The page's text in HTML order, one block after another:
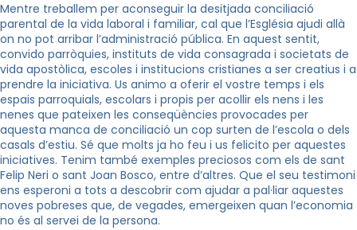
Mentre treballem per aconseguir la desitjada conciliació
parental de la vida laboral i familiar, cal que l’Església ajudi allà
on no pot arribar l’administració pública. En aquest sentit,
convido parròquies, instituts de vida consagrada i societats de
vida apostòlica, escoles i institucions cristianes a ser creatius i a
prendre la iniciativa. Us animo a oferir el vostre temps i els
espais parroquials, escolars i propis per acollir els nens i les
nenes que pateixen les conseqüències provocades per
aquesta manca de conciliació un cop surten de l’escola o dels
casals d’estiu. Sé que molts ja ho feu i us felicito per aquestes
iniciatives. Tenim també exemples preciosos com els de sant
Felip Neri o sant Joan Bosco, entre d’altres. Que el seu testimoni
ens esperoni a tots a descobrir com ajudar a pal·liar aquestes
noves pobreses que, de vegades, emergeixen quan l’economia
no és al servei de la persona.